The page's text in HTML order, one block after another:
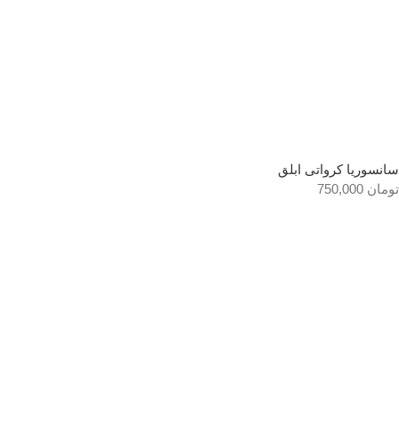
سانسوریا کرواتی ابلق
تومان